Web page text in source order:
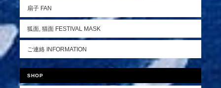
扇子 FAN
狐面, 猫面 FESTIVAL MASK
ご連絡 INFORMATION
SHOP